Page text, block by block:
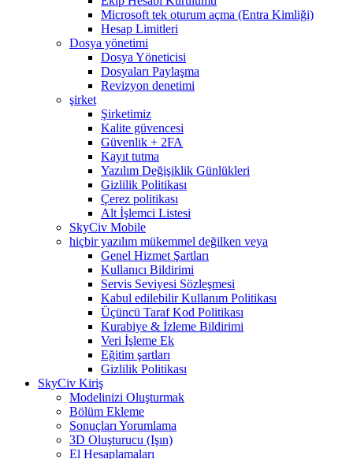
Microsoft tek oturum açma (Entra Kimliği)
Hesap Limitleri
Dosya yönetimi
Dosya Yöneticisi
Dosyaları Paylaşma
Revizyon denetimi
şirket
Şirketimiz
Kalite güvencesi
Güvenlik + 2FA
Kayıt tutma
Yazılım Değişiklik Günlükleri
Gizlilik Politikası
Çerez politikası
Alt İşlemci Listesi
SkyCiv Mobile
hiçbir yazılım mükemmel değilken veya
Genel Hizmet Şartları
Kullanıcı Bildirimi
Servis Seviyesi Sözleşmesi
Kabul edilebilir Kullanım Politikası
Üçüncü Taraf Kod Politikası
Kurabiye & İzleme Bildirimi
Veri İşleme Ek
Eğitim şartları
Gizlilik Politikası
SkyCiv Kiriş
Modelinizi Oluşturmak
Bölüm Ekleme
Sonuçları Yorumlama
3D Oluşturucu (Işın)
El Hesaplamaları